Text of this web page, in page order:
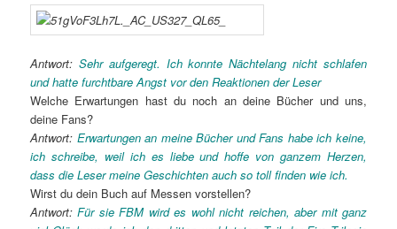
Antwort: Sehr aufgeregt. Ich konnte Nächtelang nicht schlafen
und hatte furchtbare Angst vor den Reaktionen der Leser
Welche Erwartungen hast du noch an deine Bücher und uns,
deine Fans?
Antwort: Erwartungen an meine Bücher und Fans habe ich keine,
ich schreibe, weil ich es liebe und hoffe von ganzem Herzen,
dass die Leser meine Geschichten auch so toll finden wie ich.
Wirst du dein Buch auf Messen vorstellen?
Antwort: Für sie FBM wird es wohl nicht reichen, aber mit ganz